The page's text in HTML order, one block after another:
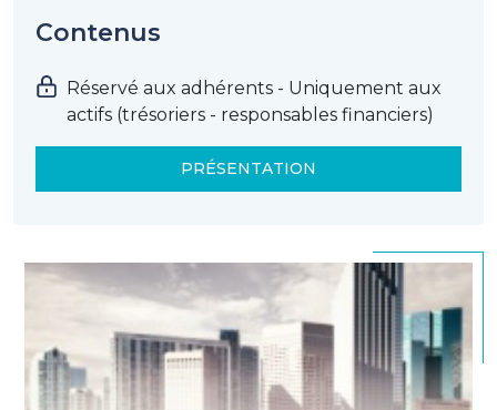
Contenus
Réservé aux adhérents - Uniquement aux
actifs (trésoriers - responsables financiers)
PRÉSENTATION